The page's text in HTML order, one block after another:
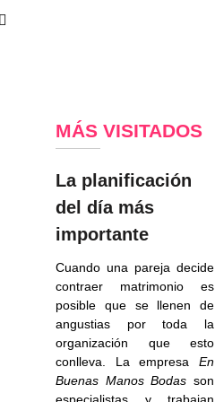
MÁS VISITADOS
La planificación
del día más
importante
Cuando una pareja decide
contraer matrimonio es
posible que se llenen de
angustias por toda la
organización que esto
conlleva. La empresa En
Buenas Manos Bodas son